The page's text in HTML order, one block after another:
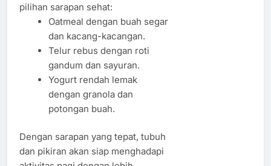
pilihan sarapan sehat:
Oatmeal dengan buah segar
dan kacang-kacangan.
Telur rebus dengan roti
gandum dan sayuran.
Yogurt rendah lemak
dengan granola dan
potongan buah.
Dengan sarapan yang tepat, tubuh
dan pikiran akan siap menghadapi